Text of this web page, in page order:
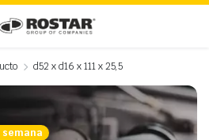
d52 x d16 x 111 x 25,5